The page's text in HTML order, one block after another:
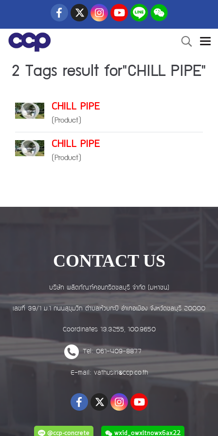
2 Tags result for"CHILL PIPE"
CHILL PIPE
(Product)
CHILL PIPE
(Product)
CONTACT US
บริษัท ผลิตภัณฑ์คอนกรีตชลบุรี จำกัด (มหาชน)
เลขที่ 39/1 ม.1 ถนนสุขุมวิท ตำบลห้วยกะปิ อำเภอเมือง จังหวัดชลบุรี 20000
Coordinates 13.3255, 100.9650
Tel: 061-409-8877
E-mail: vathusiri@ccp.co.th
@ccp-concrete wxid_owxltnowx6ax22